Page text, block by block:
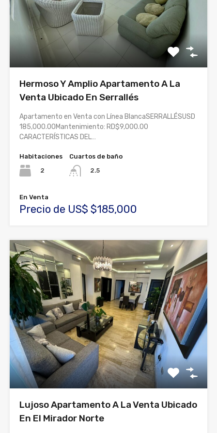
Hermoso Y Amplio Apartamento A La
Venta Ubicado En Serrallés
Apartamento en Venta con Línea BlancaSERRALLÉSUSD
185,000.00Mantenimiento: RD$9,000.00
CARACTERÍSTICAS DEL…
Habitaciones
2
Cuartos de baño
2.5
En Venta
Precio de US$ $185,000
Lujoso Apartamento A La Venta Ubicado
En El Mirador Norte